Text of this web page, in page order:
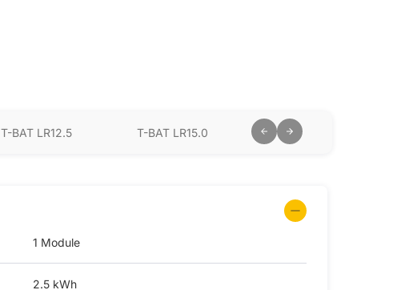
T-BAT LR12.5 T-BAT LR15.0 T-BAT LR17.5
1 Module
2.5 kWh